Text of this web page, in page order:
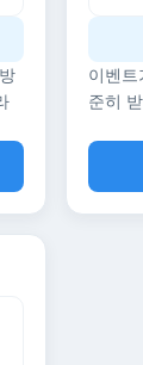
이벤
준히